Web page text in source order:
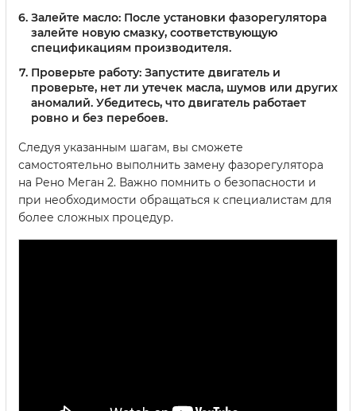
Залейте масло: После установки фазорегулятора
залейте новую смазку, соответствующую
спецификациям производителя.
Проверьте работу: Запустите двигатель и
проверьте, нет ли утечек масла, шумов или других
аномалий. Убедитесь, что двигатель работает
ровно и без перебоев.
Следуя указанным шагам, вы сможете
самостоятельно выполнить замену фазорегулятора
на Рено Меган 2. Важно помнить о безопасности и
при необходимости обращаться к специалистам для
более сложных процедур.